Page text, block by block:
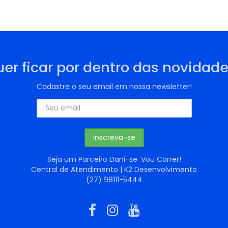
ficar por dentro das
Cadastre o seu email em nossa newsletter!
Seja um Parceiro Dani-se. Vou Correr!
Central de Atendimento | K2 Desenvolvimento
(27) 98111-5444